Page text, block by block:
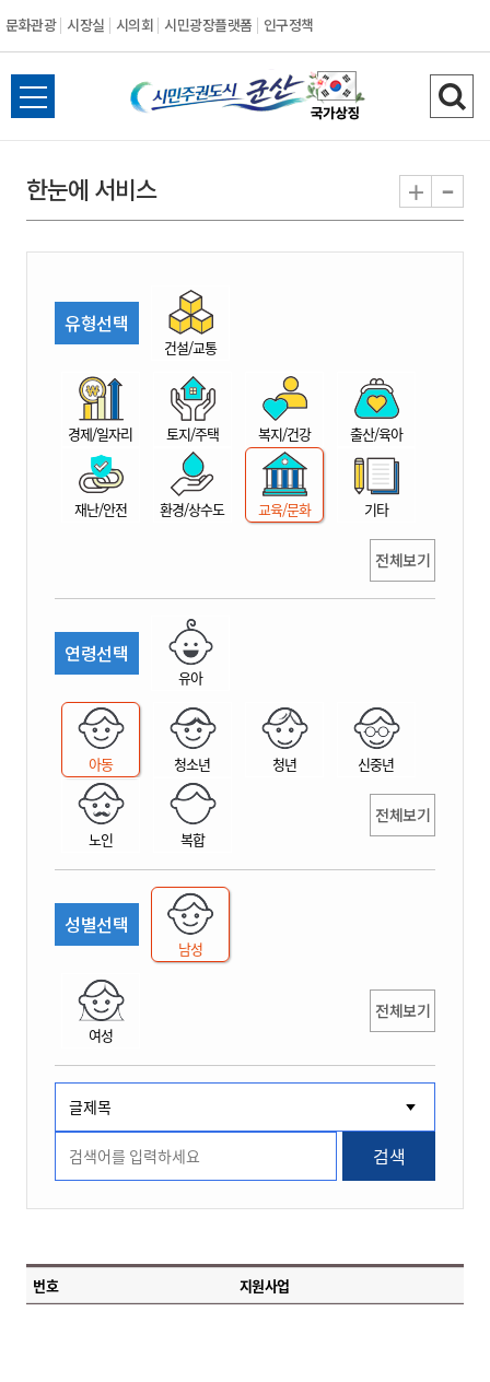
문화관광 시장실 시의회 시민광장플랫폼 인구정책
시
민
권
시
산
전
체
뉴
열
검
색
기
한눈에 서비스 + -
유형선택
건설/교통
경제/일자리 토지/주택 복지/건강 출산/육아
재난/안전 환경/상수도 교육/문화 기타
전체보기
연령선택
유아
아동 청소년 청년 신중년
노인 복합
전체보기
성별선택
남성
여성
전체보기
검색
번호 지원사업